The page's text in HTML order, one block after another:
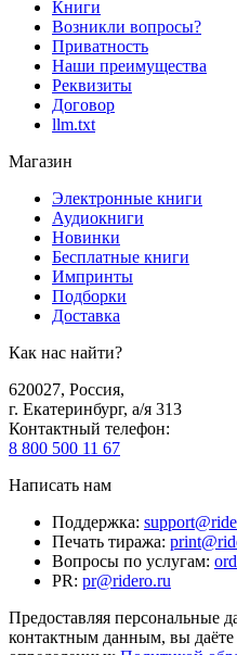
Книги
Возникли вопросы?
Приватность
Наши преимущества
Реквизиты
Договор
llm.txt
Магазин
Электронные книги
Аудиокниги
Новинки
Бесплатные книги
Импринты
Подборки
Доставка
Как нас найти?
620027, Россия,
г. Екатеринбург, а/я 313
Контактный телефон:
8 800 500 11 67
Написать нам
Поддержка:
Печать тиража:
Вопросы по услугам:
PR: pr@ridero.ru
Предоставляя персональные
контактным данным, вы даёте